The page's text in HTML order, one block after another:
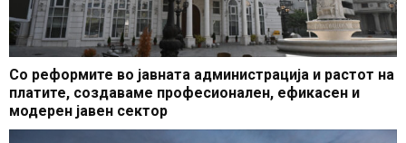
Со реформите во јавната администрација и растот на
платите, создаваме професионален, ефикасен и
модерен јавен сектор